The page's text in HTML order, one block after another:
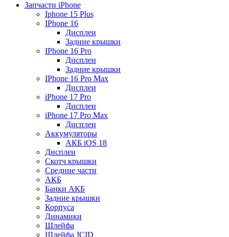
Запчасти iPhone
Iphone 15 Plus
IPhone 16
Дисплеи
Задние крышки
IPhone 16 Pro
Дисплеи
Задние крышки
IPhone 16 Pro Max
Дисплеи
iPhone 17 Pro
Дисплеи
iPhone 17 Pro Max
Дисплеи
Аккумуляторы
АКБ iOS 18
Дисплеи
Скотч крышки
Средние части
АКБ
Банки АКБ
Задние крышки
Корпуса
Динамики
Шлейфа
Шлейфа JCID